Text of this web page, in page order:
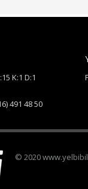
K:1 D:1
491 48 50
© 2020